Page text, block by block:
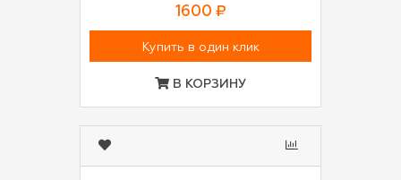
1600 ₽
Купить в один клик
В КОРЗИНУ